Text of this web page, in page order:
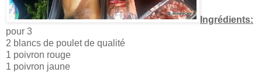
Ingrédients:
pour 3
2 blancs de poulet de qualité
1 poivron rouge
1 poivron jaune